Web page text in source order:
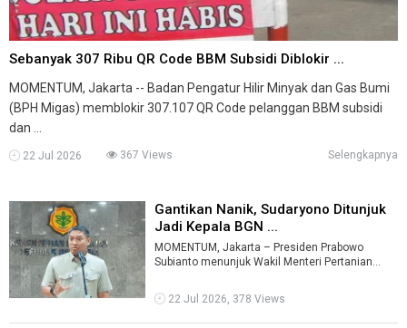
Sebanyak 307 Ribu QR Code BBM Subsidi Diblokir ...
MOMENTUM, Jakarta -- Badan Pengatur Hilir Minyak dan Gas Bumi
(BPH Migas) memblokir 307.107 QR Code pelanggan BBM subsidi
dan ...
22 Jul 2026 367 Views Selengkapnya
Gantikan Nanik, Sudaryono Ditunjuk
Jadi Kepala BGN ...
MOMENTUM, Jakarta – Presiden Prabowo
Subianto menunjuk Wakil Menteri Pertanian
Gi ...
22 Jul 2026, 378 Views